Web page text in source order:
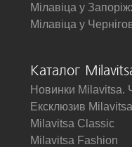
Мілавіца у
Мілавіца у
Каталог
Новинки Milavitsa.
Ексклюзив Milavitsa
Milavitsa Classic
Milavitsa Fashion